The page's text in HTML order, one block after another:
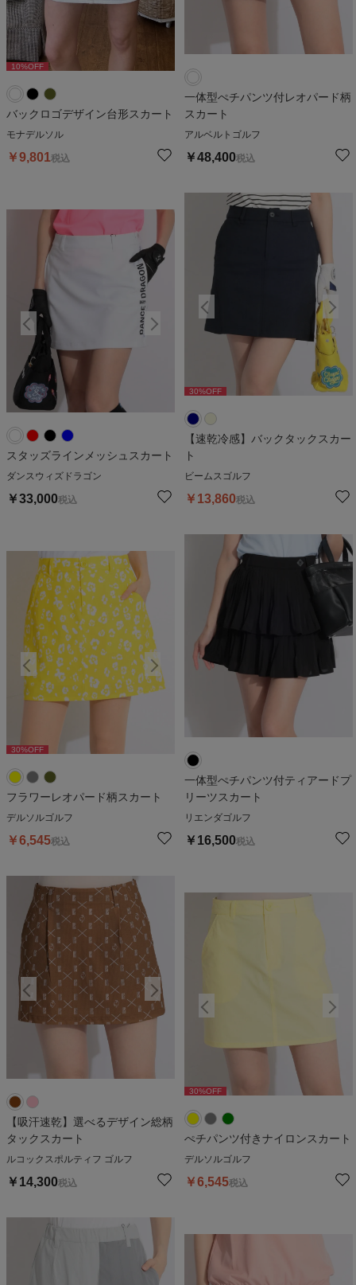
10%OFF
バックロゴデザイン台形スカート
モナデルソル
￥9,801税込
一体型ぺチパンツ付レオパード柄
スカート
アルベルトゴルフ
￥48,400税込
スタッズラインメッシュスカート
ダンスウィズドラゴン
￥33,000税込
30%OFF 30%OFF
【速乾冷感】バックタックスカー
ト
ビームスゴルフ
￥ 13,860税込
30%OFF
フラワーレオパード柄スカート
デルソルゴルフ
￥6,545税込
一体型ぺチパンツ付ティアードプ
リーツスカート
リエンダゴルフ
￥ 16,500税込
【吸汗速乾】選べるデザイン総柄
タックスカート
ルコックスポルティフ ゴルフ
￥ 14,300税込
30%OFF
ぺチパンツ付きナイロンスカート
デルソルゴルフ
￥6,545税込